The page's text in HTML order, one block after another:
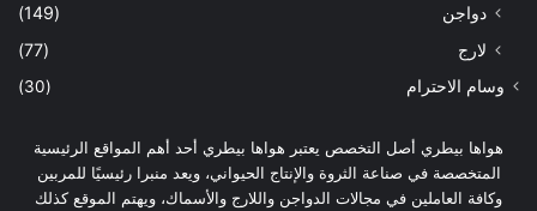
دواجن
(149)
لارج
(77)
وسام الاحترام (30)
هواها بيطري أصل التخصص يعتبر هواها بيطري أحد أهم المواقع الرئيسية
المتخصصة في صناعة الثروة والإنتاج الحيواني، ويعد منبرا رئيسيًا للمربين
وكافة العاملين في مجالات الدواجن واللارج والأسماك، ويهتم الموقع كذلك